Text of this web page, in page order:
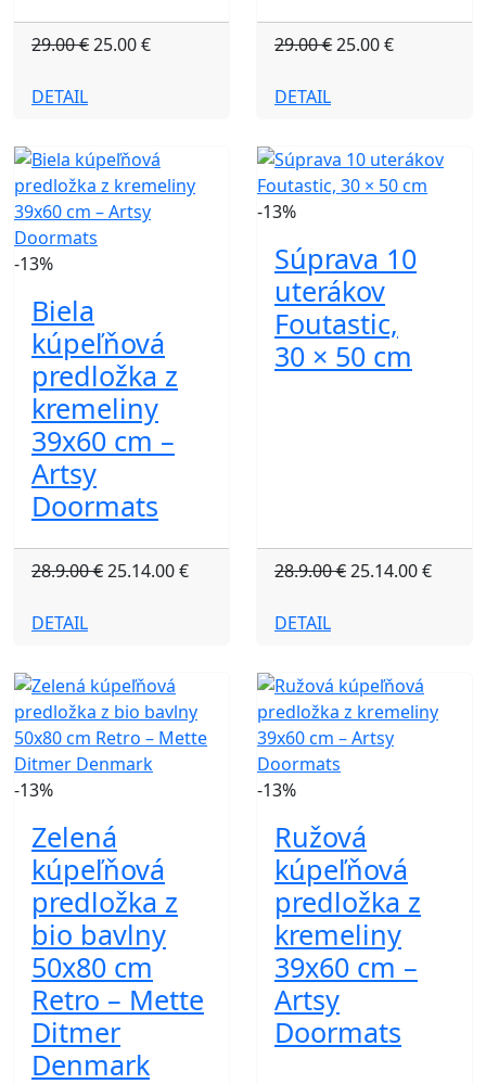
29.00 €25.00 €
DETAIL
29.00 €25.00 €
DETAIL
-13%
Biela
kúpeľňová
predložka z
kremeliny
39x60 cm –
Artsy
Doormats
28.9.00 €25.14.00 €
DETAIL
-13%
Súprava 10
uterákov
Foutastic,
30 × 50 cm
28.9.00 €25.14.00 €
DETAIL
-13%
Zelená
kúpeľňová
predložka z
bio bavlny
50x80 cm
Retro – Mette
Ditmer
Denmark
-13%
Ružová
kúpeľňová
predložka z
kremeliny
39x60 cm –
Artsy
Doormats